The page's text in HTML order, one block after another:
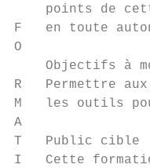
points de
F   en toute
O
Objectifs à
R   Permettre
M   les outils
A
T   Public cible
I   Cette